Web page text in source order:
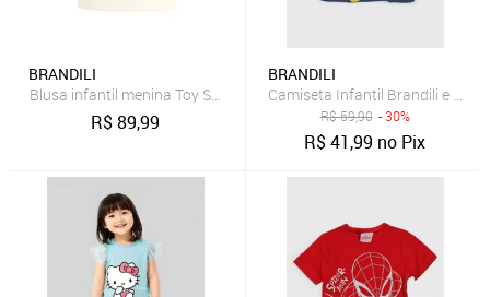
BRANDILI
Blusa infantil menina Toy Story em meia malha Brandili
R$89,99
BRANDILI
Camiseta Infantil Brandili e
R$59,90 - 30%
R$41,99 no Pix